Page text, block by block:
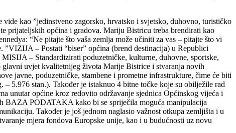
kao ”jedinstveno zagorsko, hrvatsko i svjetsko, duhovno, turističko
prijateljskih općina i gradova. Mariju Bistricu treba brendirati kao
“Ne pitajte što vaša zemlja može učiniti za vas – pitajte što vi
– Postati “biser” općina (brend destinacija) u Republici
– Standardizirati poduzetničke, kulturne, duhovne, sportske,
uvjet kvalitetnijeg života Marije Bistrice i stvaranja novih
javne, poduzetničke, stambene i prometne infrastrukture, čime će biti
5.976 stan.). Također je istaknuo 4 bitne točke koje su obilježile rad
općine kroz redovito održavanje sjednica Općinskog vijeća i
BAZA PODATAKA kako bi se spriječila moguća manipulacija
Također je još jednom naglasio važnost otkupa zemljišta i u
mjera fondova Europske unije, kao i u budućnosti uz novu